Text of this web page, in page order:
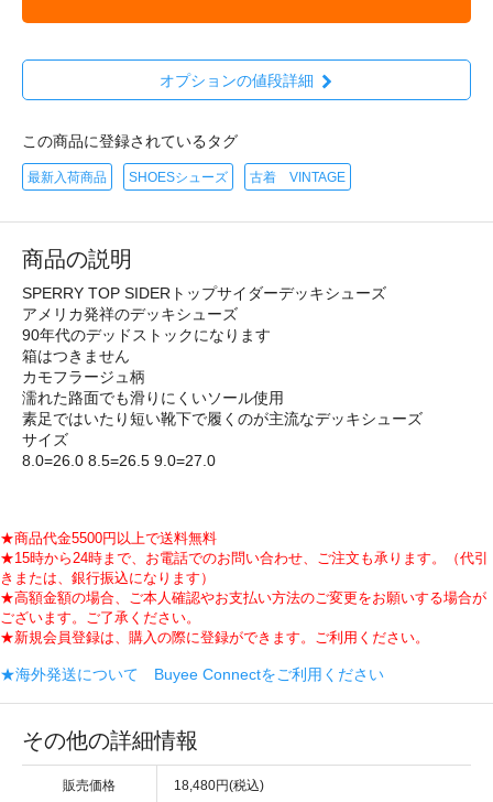
オプションの値段詳細
この商品に登録されているタグ
最新入荷商品 SHOESシューズ 古着 VINTAGE
商品の説明
SPERRY TOP SIDERトップサイダーデッキシューズ
アメリカ発祥のデッキシューズ
90年代のデッドストックになります
箱はつきません
カモフラージュ柄
濡れた路面でも滑りにくいソール使用
素足ではいたり短い靴下で履くのが主流なデッキシューズ
サイズ
8.0=26.0 8.5=26.5 9.0=27.0
★商品代金5500円以上で送料無料
★15時から24時まで、お電話でのお問い合わせ、ご注文も承ります。（代引
きまたは、銀行振込になります）
★高額金額の場合、ご本人確認やお支払い方法のご変更をお願いする場合が
ございます。ご了承ください。
★新規会員登録は、購入の際に登録ができます。ご利用ください。
★海外発送について Buyee Connectをご利用ください
その他の詳細情報
販売価格 18,480円(税込)